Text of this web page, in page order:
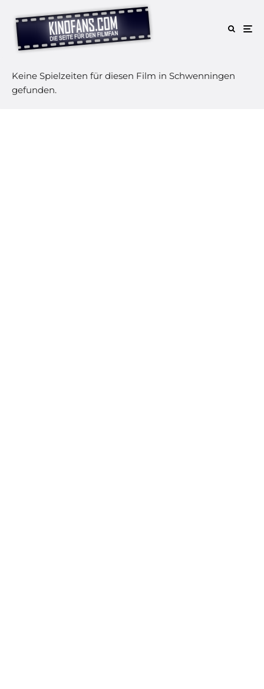
Keine Spielzeiten für diesen Film in Schwenningen
gefunden.